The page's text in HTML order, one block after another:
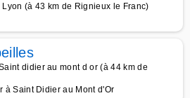
(à 43 km de Rignieux le Franc)
didier au mont d or (à 44 km de
à Saint Didier au Mont d'Or